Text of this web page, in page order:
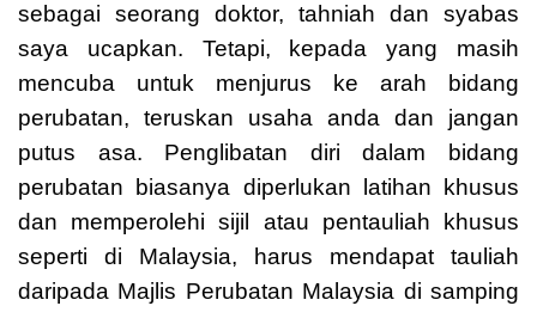
sebagai seorang doktor, tahniah dan syabas
saya ucapkan. Tetapi, kepada yang masih
mencuba untuk menjurus ke arah bidang
perubatan, teruskan usaha anda dan jangan
putus asa. Penglibatan diri dalam bidang
perubatan biasanya diperlukan latihan khusus
dan memperolehi sijil atau pentauliah khusus
seperti di Malaysia, harus mendapat tauliah
daripada Majlis Perubatan Malaysia di samping